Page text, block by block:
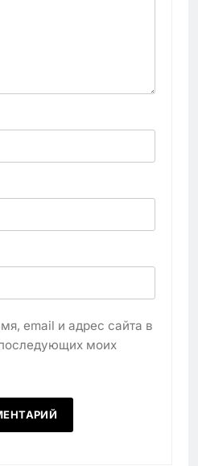
email и адрес сайта в
моих